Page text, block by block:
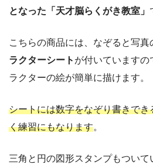
となった「天才脳らくがき教室」
こちらの商品には、なぞると写真
ラクターシート が付いていますの
ラクターの絵が簡単に描けます。
シートには数字をなぞり書きで
く練習にもなります。
三角と円の図形スタンプもついて